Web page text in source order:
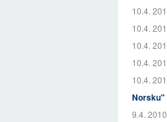
10.4.
10.4.
10.4.
10.4.
10.4.
Norsku"
9.4.